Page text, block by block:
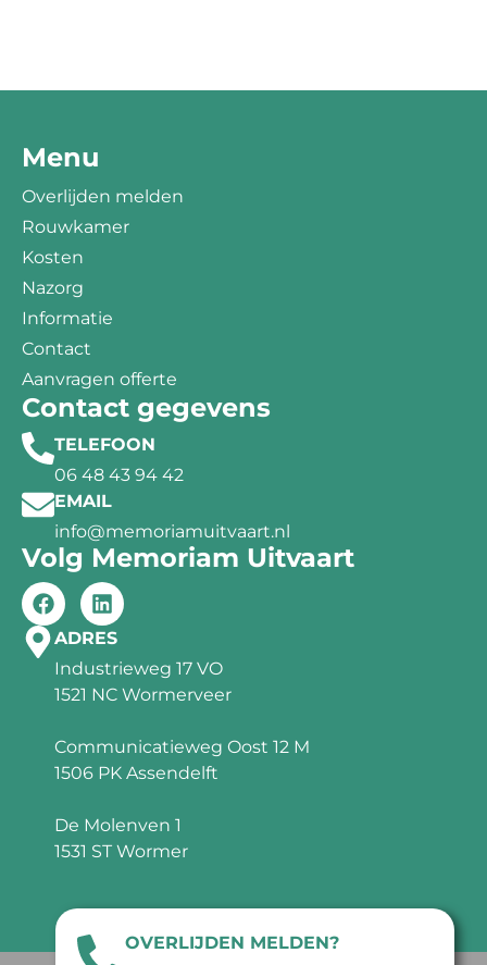
Menu
Overlijden melden
Rouwkamer
Kosten
Nazorg
Informatie
Contact
Aanvragen offerte
Contact gegevens
TELEFOON
06 48 43 94 42
EMAIL
info@memoriamuitvaart.nl
Volg Memoriam Uitvaart
ADRES
Industrieweg 17 VO
1521 NC Wormerveer
Communicatieweg Oost 12 M
1506 PK Assendelft
De Molenven 1
1531 ST Wormer
OVERLIJDEN MELDEN?